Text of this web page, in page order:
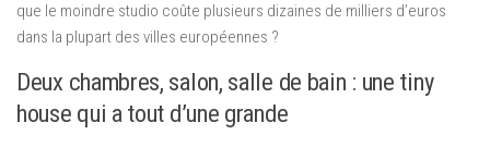
que le moindre studio coûte plusieurs dizaines de milliers d’euros
dans la plupart des villes européennes ?
Deux chambres, salon, salle de bain : une tiny
house qui a tout d’une grande